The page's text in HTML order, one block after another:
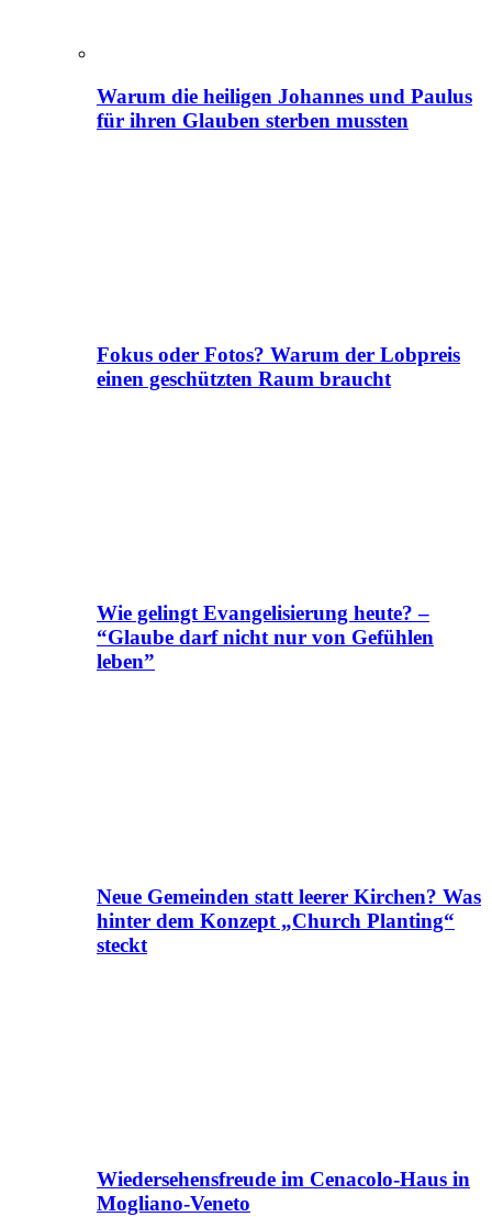
Warum die heiligen Johannes und Paulus
für ihren Glauben sterben mussten
Fokus oder Fotos? Warum der Lobpreis
einen geschützten Raum braucht
Wie gelingt Evangelisierung heute? –
“Glaube darf nicht nur von Gefühlen
leben”
Neue Gemeinden statt leerer Kirchen? Was
hinter dem Konzept „Church Planting“
steckt
Wiedersehensfreude im Cenacolo-Haus in
Mogliano-Veneto